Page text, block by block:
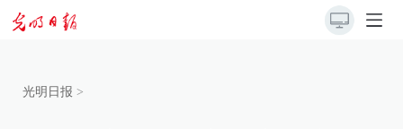
光明日报 >